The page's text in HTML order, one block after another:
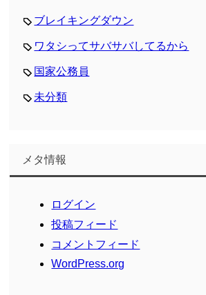
ブレイキングダウン
ワタシってサバサバしてるから
国家公務員
未分類
メタ情報
ログイン
投稿フィード
コメントフィード
WordPress.org